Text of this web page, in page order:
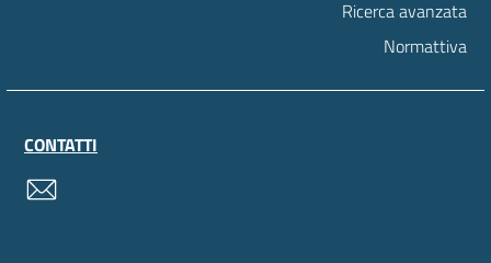
Ricerca avanzata
Normattiva
CONTATTI